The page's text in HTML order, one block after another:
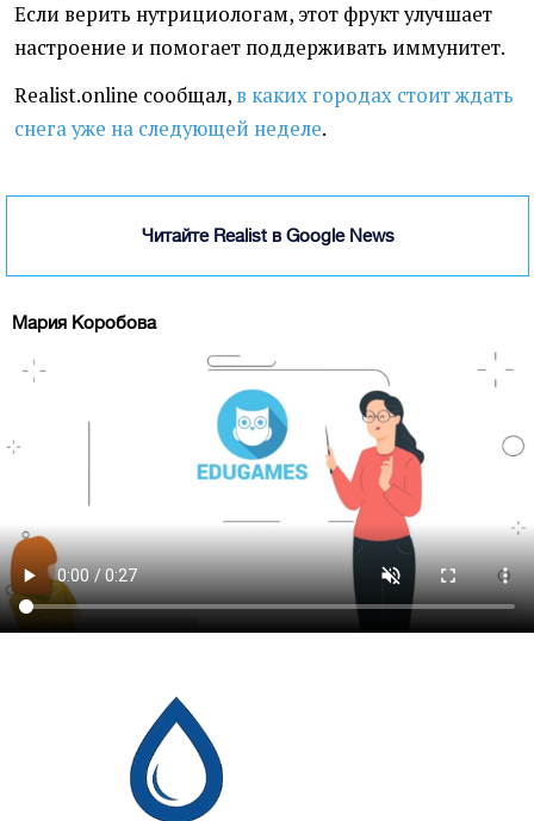
Если верить нутрициологам, этот фрукт улучшает
настроение и помогает поддерживать иммунитет.
Realist.online сообщал, в каких городах стоит ждать
снега уже на следующей неделе.
Читайте Realist в Google News
Мария Коробова